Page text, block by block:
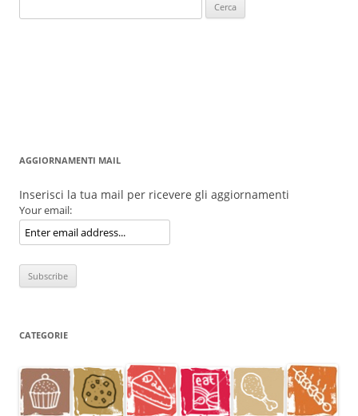
per:
AGGIORNAMENTI MAIL
Inserisci la tua mail per ricevere gli aggiornamenti
Your email:
CATEGORIE